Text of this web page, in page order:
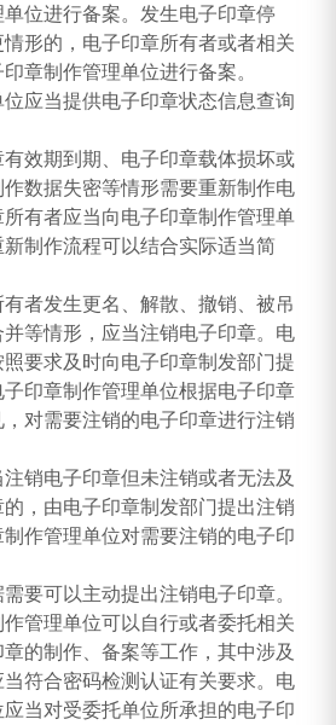
位进行备案。发生电子印章停
形的，电子印章所有者或者相关
章制作管理单位进行备案。
应当提供电子印章状态信息查询
效期到期、电子印章载体损坏或
数据失密等情形需要重新制作电
有者应当向电子印章制作管理单
制作流程可以结合实际适当简
者发生更名、解散、撤销、被吊
等情形，应当注销电子印章。电
要求及时向电子印章制发部门提
印章制作管理单位根据电子印章
对需要注销的电子印章进行注销
销电子印章但未注销或者无法及
，由电子印章制发部门提出注销
作管理单位对需要注销的电子印
要可以主动提出注销电子印章。
管理单位可以自行或者委托相关
的制作、备案等工作，其中涉及
符合密码检测认证有关要求。电
当对受委托单位所承担的电子印